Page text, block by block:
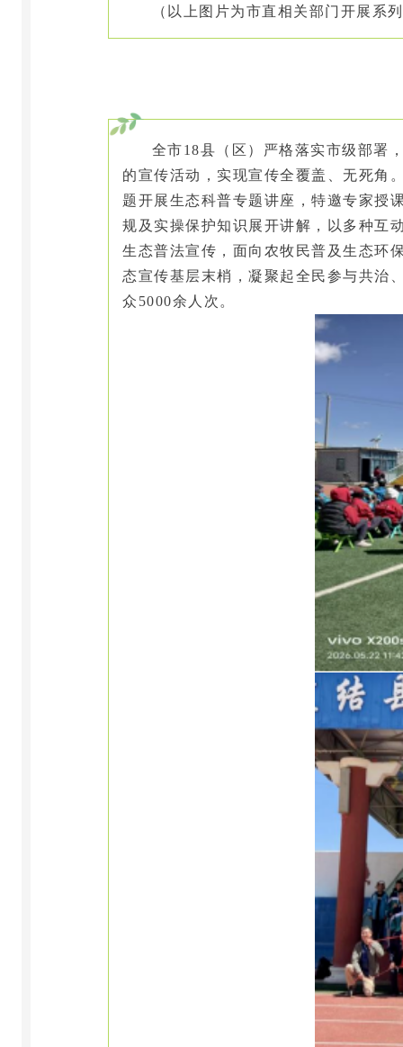
（以上图片为市直相关部门开展系
全市18县（区）严格落实市级部署
的宣传活动，实现宣传全覆盖、无死角
题开展生态科普专题讲座，特邀专家授
规及实操保护知识展开讲解，以多种互
生态普法宣传，面向农牧民普及生态环
态宣传基层末梢，凝聚起全民参与共治
众 5000余人次 。